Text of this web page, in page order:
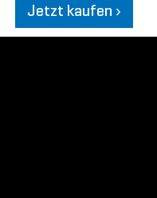
Jetzt kaufen ›